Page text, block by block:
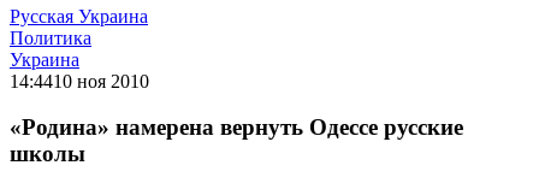
Русская Украина
Политика
Украина
14:4410 ноя 2010
«Родина» намерена вернуть Одессе русские
школы